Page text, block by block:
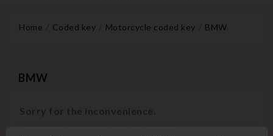
Home Coded key Motorcycle coded key BMW
BMW